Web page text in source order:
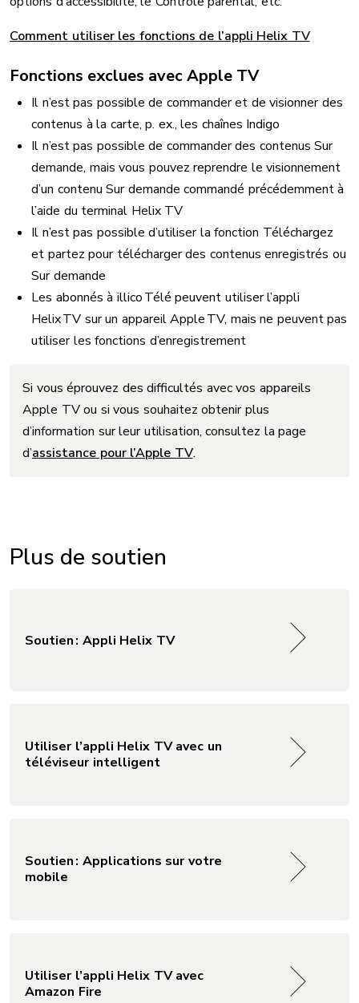
Comment utiliser les fonctions de l’appli Helix TV
Fonctions exclues avec Apple TV
Il n’est pas possible de commander et de visionner des
contenus à la carte, p. ex., les chaînes Indigo
Il n’est pas possible de commander des contenus Sur
demande, mais vous pouvez reprendre le visionnement
d’un contenu Sur demande commandé précédemment à
l’aide du terminal Helix TV
Il n’est pas possible d’utiliser la fonction Téléchargez
et partez pour télécharger des contenus enregistrés ou
Sur demande
Les abonnés à illico Télé peuvent utiliser l’appli
Helix TV sur un appareil Apple TV, mais ne peuvent pas
utiliser les fonctions d’enregistrement
Si vous éprouvez des difficultés avec vos appareils
Apple TV ou si vous souhaitez obtenir plus
d’information sur leur utilisation, consultez la page
d’assistance pour l’Apple TV.
Plus de soutien
Soutien : Appli Helix TV
Utiliser l’appli Helix TV avec un
téléviseur intelligent
Soutien : Applications sur votre
mobile
Utiliser l’appli Helix TV avec
Amazon Fire